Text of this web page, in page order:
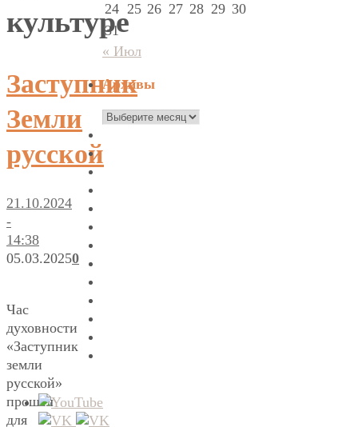
культуре
Заступник
Земли
русской
21.10.2024
-
14:38
05.03.20250
Час
духовности
«Заступник
земли
русской»
прошёл
для
24 25 26 27 28 29 30
31
« Июл
Архивы
Архивы